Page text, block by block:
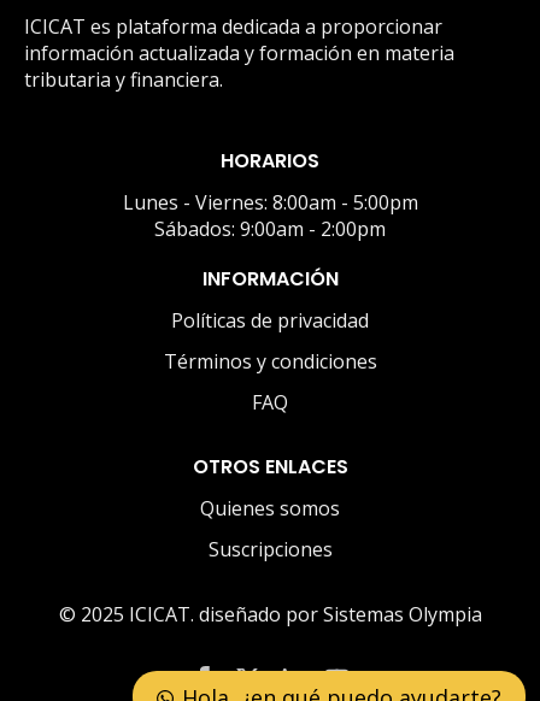
ICICAT es plataforma dedicada a proporcionar
información actualizada y formación en materia
tributaria y financiera.
HORARIOS
Lunes - Viernes: 8:00am - 5:00pm
Sábados: 9:00am - 2:00pm
INFORMACIÓN
Políticas de privacidad
Términos y condiciones
FAQ
OTROS ENLACES
Quienes somos
Suscripciones
© 2025 ICICAT. diseñado por Sistemas Olympia